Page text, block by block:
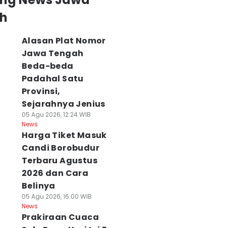
Alasan Plat Nomor
Jawa Tengah
Beda-beda
Padahal Satu
Provinsi,
Sejarahnya Jenius
05 Agu 2026, 12:24 WIB
News
Harga Tiket Masuk
Candi Borobudur
Terbaru Agustus
2026 dan Cara
Belinya
05 Agu 2026, 16:00 WIB
News
Prakiraan Cuaca